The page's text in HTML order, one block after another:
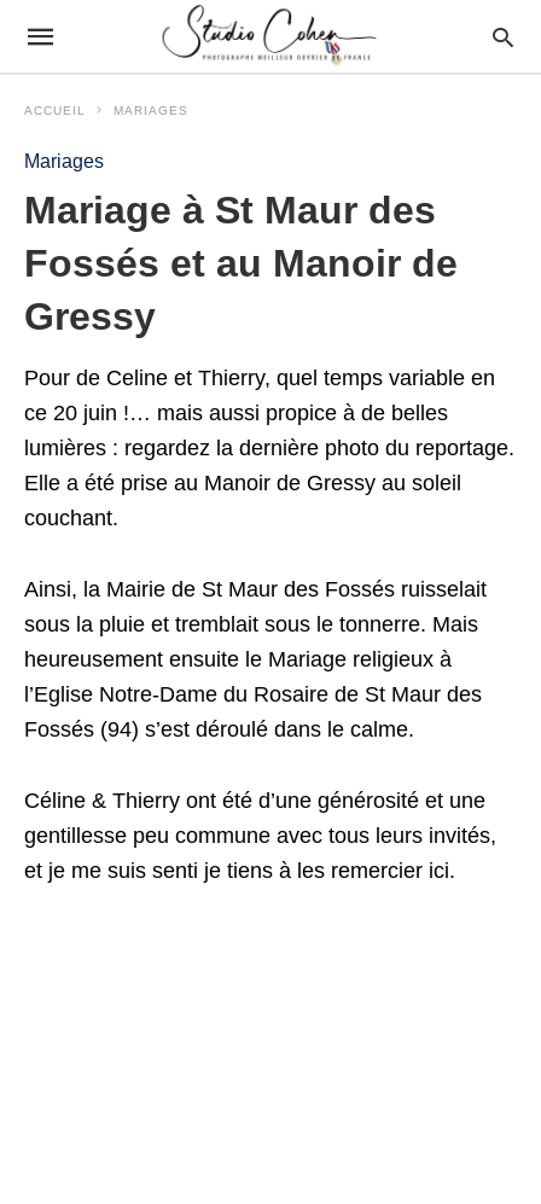
ACCUEIL MARIAGES
Mariages
Mariage à St Maur des
Fossés et au Manoir de
Gressy
Pour de Celine et Thierry, quel temps variable en
ce 20 juin !… mais aussi propice à de belles
lumières : regardez la dernière photo du reportage.
Elle a été prise au Manoir de Gressy au soleil
couchant.
Ainsi, la Mairie de St Maur des Fossés ruisselait
sous la pluie et tremblait sous le tonnerre. Mais
heureusement ensuite le Mariage religieux à
l’Eglise Notre-Dame du Rosaire de St Maur des
Fossés (94) s’est déroulé dans le calme.
Céline & Thierry ont été d’une générosité et une
gentillesse peu commune avec tous leurs invités,
et je me suis senti je tiens à les remercier ici.